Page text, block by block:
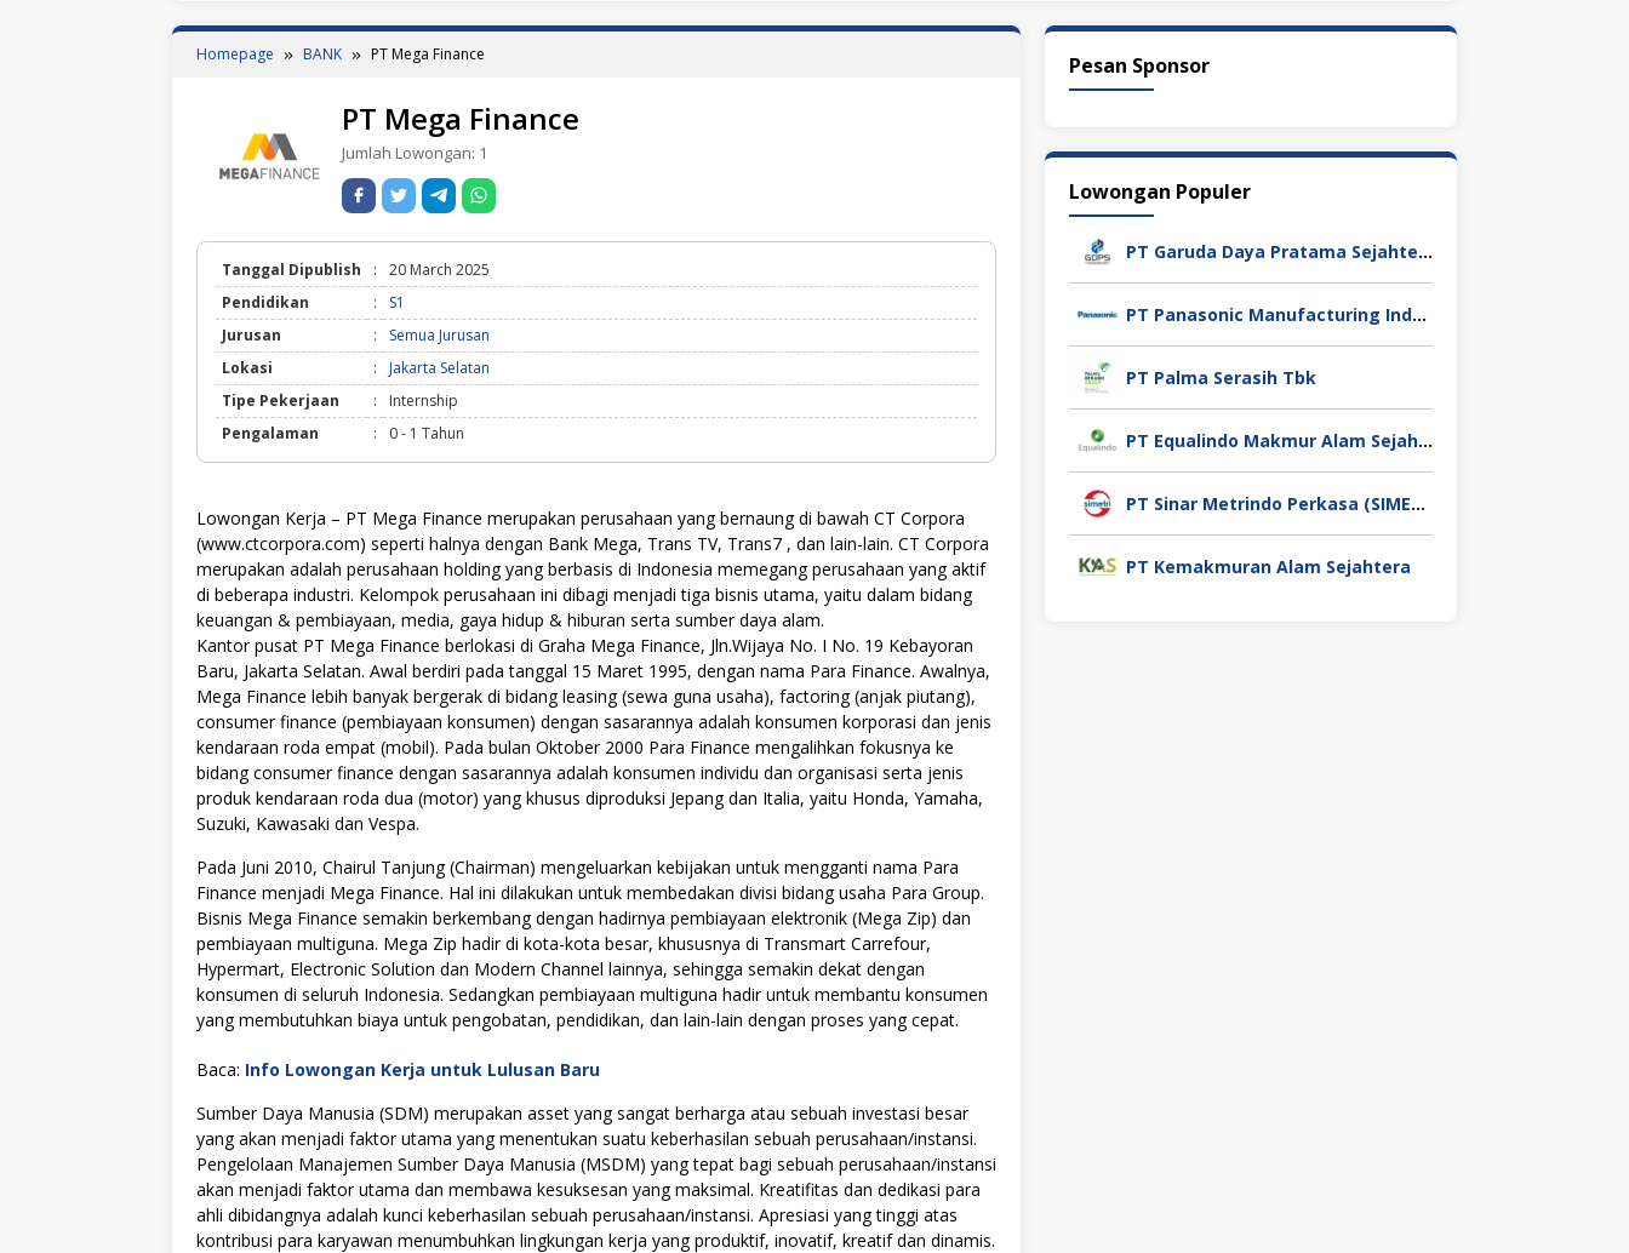
Homepage BANK PT Mega Finance
PT Mega Finance
Jumlah Lowongan: 1
Tanggal Dipublish :
20 March 2025
Pendidikan
:
S1
Jurusan
:
Semua Jurusan
Lokasi
:
Jakarta Selatan
Tipe Pekerjaan
:
Internship
Pengalaman
: 0 - 1 Tahun
Lowongan Kerja – PT Mega Finance merupakan perusahaan yang bernaung di bawah CT Corpora
(www.ctcorpora.com) seperti halnya dengan Bank Mega, Trans TV, Trans7 , dan lain-lain. CT Corpora
merupakan adalah perusahaan holding yang berbasis di Indonesia memegang perusahaan yang aktif
di beberapa industri. Kelompok perusahaan ini dibagi menjadi tiga bisnis utama, yaitu dalam bidang
keuangan & pembiayaan, media, gaya hidup & hiburan serta sumber daya alam.
Kantor pusat PT Mega Finance berlokasi di Graha Mega Finance, Jln.Wijaya No. I No. 19 Kebayoran
Baru, Jakarta Selatan. Awal berdiri pada tanggal 15 Maret 1995, dengan nama Para Finance. Awalnya,
Mega Finance lebih banyak bergerak di bidang leasing (sewa guna usaha), factoring (anjak piutang),
consumer finance (pembiayaan konsumen) dengan sasarannya adalah konsumen korporasi dan jenis
kendaraan roda empat (mobil). Pada bulan Oktober 2000 Para Finance mengalihkan fokusnya ke
bidang consumer finance dengan sasarannya adalah konsumen individu dan organisasi serta jenis
produk kendaraan roda dua (motor) yang khusus diproduksi Jepang dan Italia, yaitu Honda, Yamaha,
Suzuki, Kawasaki dan Vespa.
Pada Juni 2010, Chairul Tanjung (Chairman) mengeluarkan kebijakan untuk mengganti nama Para
Finance menjadi Mega Finance. Hal ini dilakukan untuk membedakan divisi bidang usaha Para Group.
Bisnis Mega Finance semakin berkembang dengan hadirnya pembiayaan elektronik (Mega Zip) dan
pembiayaan multiguna. Mega Zip hadir di kota-kota besar, khususnya di Transmart Carrefour,
Hypermart, Electronic Solution dan Modern Channel lainnya, sehingga semakin dekat dengan
konsumen di seluruh Indonesia. Sedangkan pembiayaan multiguna hadir untuk membantu konsumen
yang membutuhkan biaya untuk pengobatan, pendidikan, dan lain-lain dengan proses yang cepat.
Baca: Info Lowongan Kerja untuk Lulusan Baru
Sumber Daya Manusia (SDM) merupakan asset yang sangat berharga atau sebuah investasi besar
yang akan menjadi faktor utama yang menentukan suatu keberhasilan sebuah perusahaan/instansi.
Pengelolaan Manajemen Sumber Daya Manusia (MSDM) yang tepat bagi sebuah perusahaan/instansi
akan menjadi faktor utama dan membawa kesuksesan yang maksimal. Kreatifitas dan dedikasi para
ahli dibidangnya adalah kunci keberhasilan sebuah perusahaan/instansi. Apresiasi yang tinggi atas
kontribusi para karyawan menumbuhkan lingkungan kerja yang produktif, inovatif, kreatif dan dinamis.
Pesan Sponsor
Lowongan Populer
PT Garuda Daya Pratama Sejahtera
PT Panasonic Manufacturing Indonesia
PT Palma Serasih Tbk
PT Equalindo Makmur Alam Sejahtera (Equalindo Group)
PT Sinar Metrindo Perkasa (SIMETRI)
PT Kemakmuran Alam Sejahtera